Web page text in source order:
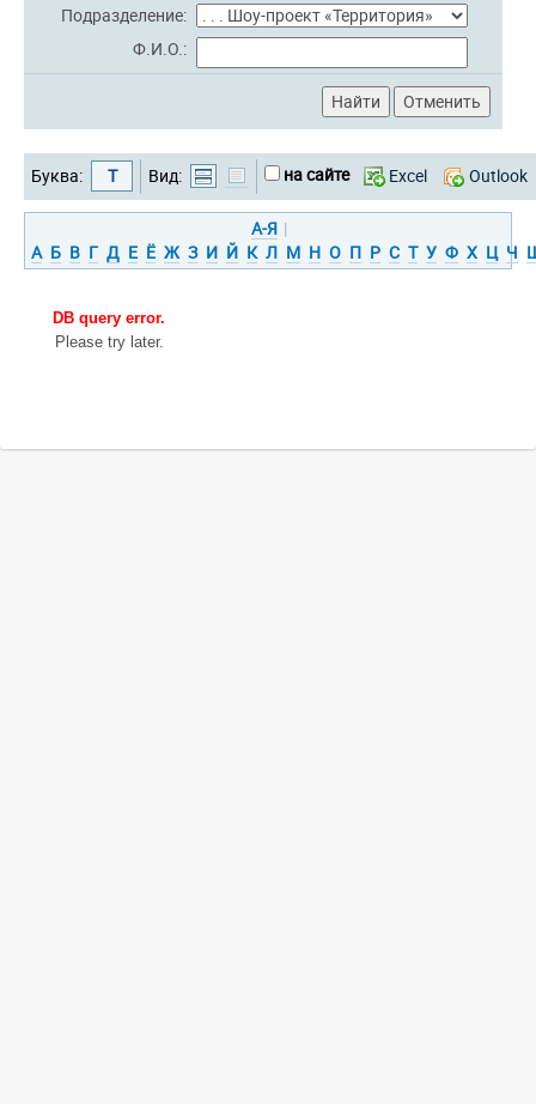
Подразделение:
Ф.И.О.:
Буква: Т Вид: на сайте Excel Outlook
А-Я |
А Б В Г Д Е Ё Ж З И Й К Л М Н О П Р С Т У Ф Х Ц Ч
DB query error.
Please try later.